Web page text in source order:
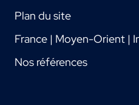
Plan du site
France | Moyen-Orient |
Nos références